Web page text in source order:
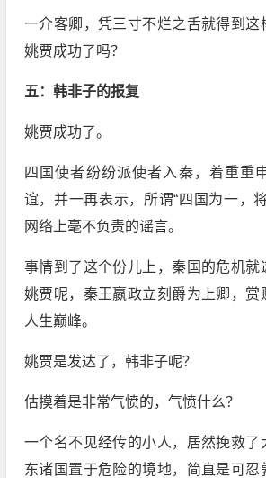
一介客卿，凭三寸不烂之舌就得到这
姚贾成功了吗？
五：韩非子的报复
姚贾成功了。
四国使者纷纷派使者入秦，着重重
谊，并一再表示，所谓“四国为一，
网络上毫不负责的谣言。
事情到了这个份儿上，秦国的危机就
姚贾呢，秦王嬴政立刻爵为上卿，赏
人生巅峰。
姚贾是发达了，韩非子呢？
估摸着是非常气愤的，气愤什么？
一个名不见经传的小人，居然挽救了
东诸国置于危险的境地，简直是可忍